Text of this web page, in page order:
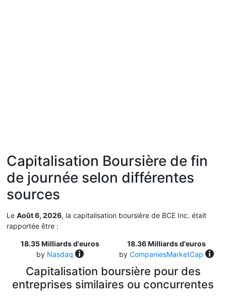
Capitalisation Boursière de fin
de journée selon différentes
sources
Le Août 6, 2026, la capitalisation boursière de BCE Inc. était
rapportée être :
18.35 Milliards d'euros
by Nasdaq
18.36 Milliards d'euros
by CompaniesMarketCap
Capitalisation boursière pour des
entreprises similaires ou concurrentes